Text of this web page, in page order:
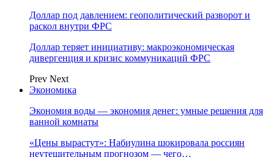
Доллар под давлением: геополитический разворот и
раскол внутри ФРС
Доллар теряет инициативу: макроэкономическая
дивергенция и кризис коммуникаций ФРС
Prev Next
Экономика
Экономия воды — экономия денег: умные решения для
ванной комнаты
«Цены вырастут»: Набиулина шокировала россиян
неутешительным прогнозом — чего…